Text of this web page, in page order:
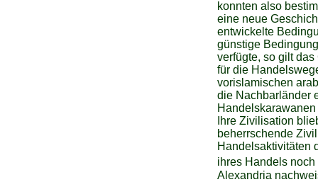
konnten also
eine neue
entwickelte
günstige
verfügte, so gilt
für die
vorislamischen
die Nachbarländer
Ihre Zivilisation
beherrschende
Handelsaktivitäten
ihres Handels
Alexandria